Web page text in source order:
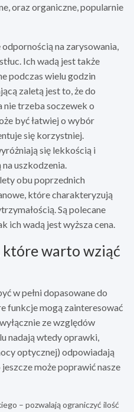
oraz organiczne, popularnie
na zarysowania,
Ich wadą jest także
podczas wielu godzin
zaletą jest to, że do
nie trzeba soczewek o
być łatwiej o wybór
się korzystniej.
się lekkością i
uszkodzenia.
obu poprzednich
które charakteryzują
Są polecane
ich wadą jest wyższa cena.
warto wziąć
w pełni dopasowane do
funkcje mogą zainteresować
ze względów
nadają wtedy oprawki,
optycznej) odpowiadają
może poprawić nasze
– pozwalają ograniczyć ilość